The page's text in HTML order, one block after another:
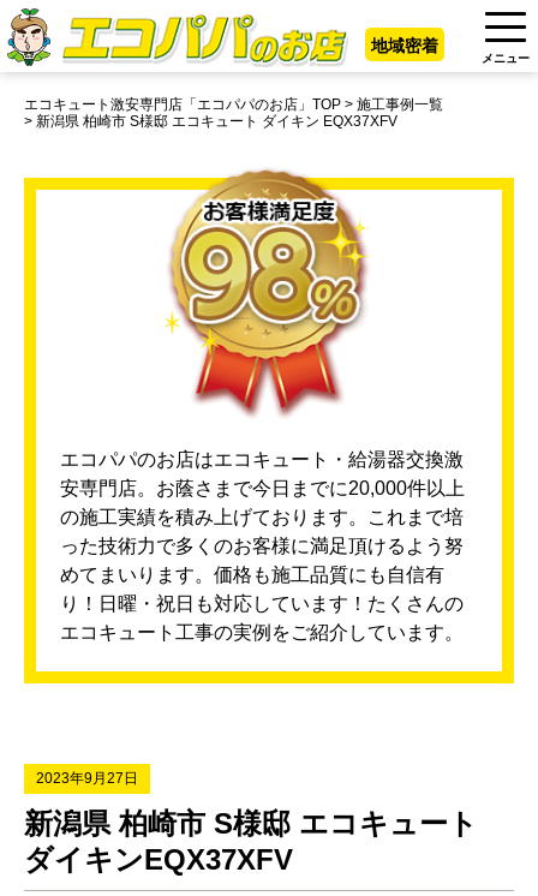
地域密着
メニュー
エコキュート激安専門店「エコパパのお店」TOP
施工事例一覧
新潟県 柏崎市 S様邸 エコキュート ダイキン EQX37XFV
エコパパのお店はエコキュート・給湯器交換激
安専門店。お蔭さまで今日までに20,000件以上
の施工実績を積み上げております。これまで培
った技術力で多くのお客様に満足頂けるよう努
めてまいります。価格も施工品質にも自信有
り！日曜・祝日も対応しています！たくさんの
エコキュート工事の実例をご紹介しています。
2023年9月27日
新潟県 柏崎市 S様邸 エコキュート
ダイキンEQX37XFV